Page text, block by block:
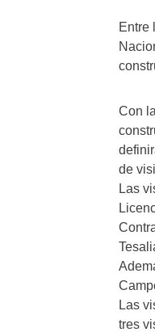
Entre
Con
de
Las
Las
tres